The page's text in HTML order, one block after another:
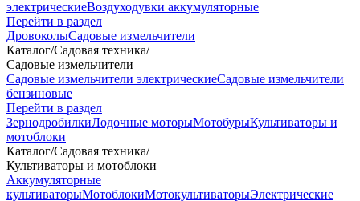
электрическиеВоздуходувки аккумуляторные
Перейти в раздел
ДровоколыСадовые измельчители
Каталог/Садовая техника/
Садовые измельчители
Садовые измельчители электрическиеСадовые измельчители
бензиновые
Перейти в раздел
ЗернодробилкиЛодочные моторыМотобурыКультиваторы и
мотоблоки
Каталог/Садовая техника/
Культиваторы и мотоблоки
Аккумуляторные
культиваторыМотоблокиМотокультиваторыЭлектрические